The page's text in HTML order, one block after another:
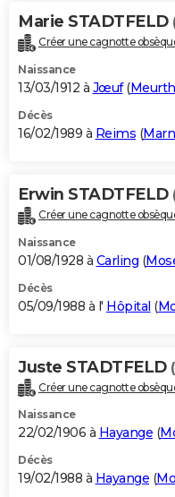
Marie STADTFELD
Créer une cagnotte
Naissance
13/03/1912 à Jœuf(
Décès
16/02/1989 à Reims (
Erwin STADTFELD
Créer une cagnotte
Naissance
01/08/1928 à Carling (
Décès
05/09/1988 à l' Hôpital (
Juste STADTFELD
Créer une cagnotte
Naissance
22/02/1906 à Hayange (
Décès
19/02/1988 à Hayange (